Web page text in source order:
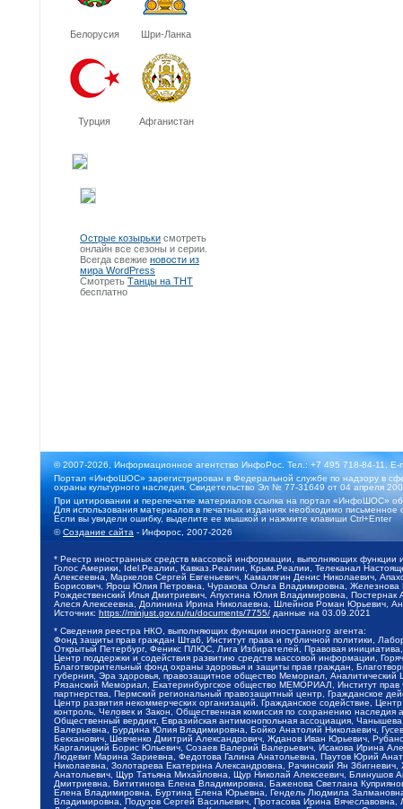
Белорусия Шри-Ланка
Турция Афганистан
Острые козырьки смотреть
онлайн все сезоны и серии.
Всегда свежие новости из
мира WordPress
Смотреть Танцы на ТНТ
бесплатно
© 2007-2026, Информационное агентство ИнфоРос. Тел.: +7 495 718-84-11, E-
Портал «ИнфоШОС» зарегистрирован в Федеральной службе по надзору в
охраны культурного наследия. Свидетельство Эл № 77-31649 от 04 апреля
При цитировании и перепечатке материалов ссылка на портал «ИнфоШОС»
Для использования материалов в печатных изданиях необходимо письменное
Если вы увидели ошибку, выделите ее мышкой и нажмите клавиши Ctrl+Enter
©Создание сайта - Инфорос, 2007-2026
* Реестр иностранных средств массовой информации, выполняющих функции
Голос Америки, Idel.Реалии, Кавказ.Реалии, Крым.Реалии, Телеканал
Алексеевна, Маркелов Сергей Евгеньевич, Камалягин Денис Николаевич,
Борисович, Ярош Юлия Петровна, Чуракова Ольга Владимировна,
Рождественский Илья Дмитриевич, Апухтина Юлия Владимировна,
Алеся Алексеевна, Долинина Ирина Николаевна, Шлейнов Роман Юрьевич,
Источник: https://minjust.gov.ru/ru/documents/7755/ данные на 03.09.2021
* Сведения реестра НКО, выполняющих функции иностранного агента:
Фонд защиты прав граждан Штаб, Институт права и публичной политики,
Открытый Петербург, Феникс ПЛЮС, Лига Избирателей, Правовая
Центр поддержки и содействия развитию средств массовой информации,
Благотворительный фонд охраны здоровья и защиты прав граждан,
губерния, Эра здоровья, правозащитное общество Мемориал,
Рязанский Мемориал, Екатеринбургское общество МЕМОРИАЛ, Институт прав
партнерства, Пермский региональный правозащитный центр, Гражданское
Центр развития некоммерческих организаций, Гражданское содействие,
контроль, Человек и Закон, Общественная комиссия по сохранению
Общественный вердикт, Евразийская антимонопольная ассоциация,
Валерьевна, Бурдина Юлия Владимировна, Бойко Анатолий Николаевич,
Бекханович, Шевченко Дмитрий Александрович, Жданов Иван Юрьевич,
Каргалицкий Борис Юльевич, Созаев Валерий Валерьевич, Исакова Ирина
Людевиг Марина Зариевна, Федотова Галина Анатольевна, Паутов Юрий
Николаевна, Золотарева Екатерина Александровна, Рачинский Ян
Анатольевич, Щур Татьяна Михайловна, Щур Николай Алексеевич, Блинушов
Дмитриевна, Вититинова Елена Владимировна, Баженова Светлана
Елена Владимировна, Буртина Елена Юрьевна, Гендель Людмила
Владимировна, Подузов Сергей Васильевич, Протасова Ирина